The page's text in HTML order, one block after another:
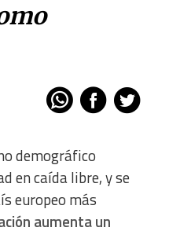
demográfico
en caída libre, y se
europeo más
aumenta un